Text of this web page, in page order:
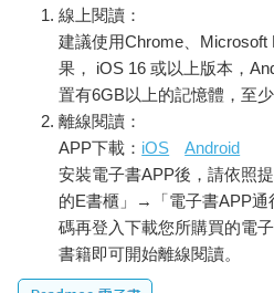
線上閱讀：
建議使用Chrome、Microsoft
果， iOS 16 或以上版本，
置有6GB以上的記憶體，至
離線閱讀：
APP下載： iOS
Android
安裝電子書APP後，請依照
的E書櫃」→「電子書APP通
碼再登入下載您所購買的電
書籍即可開始離線閱讀。